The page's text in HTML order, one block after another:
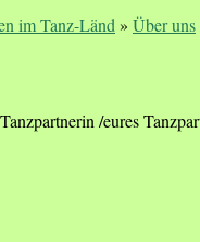
im Tanz-Länd » Über uns
/eures